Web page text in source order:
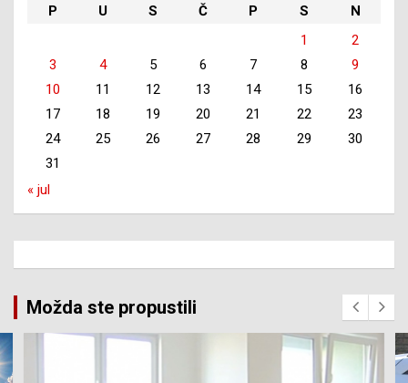
P
U S Č P S
N
1
2
3
4 5 6 7 8
9
10
11 12 13 14 15
16
17
18 19 20 21 22
23
24
25 26 27 28 29
30
31
« jul
Možda ste propustili